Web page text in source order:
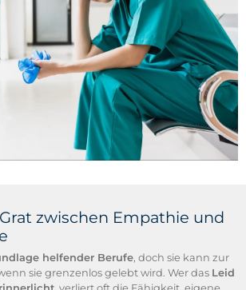
zwischen Empathie und
helfender Berufe, doch sie kann zur
sie grenzenlos gelebt wird. Wer das Leid